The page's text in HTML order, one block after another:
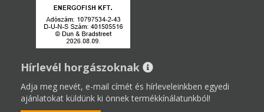
Hírlevél horgászoknak
Adja meg nevét, e-mail címét és hírleveleinkben egyedi
ajánlatokat küldünk ki önnek termékkínálatunkból!